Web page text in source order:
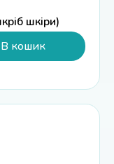
шкіри)
В кошик